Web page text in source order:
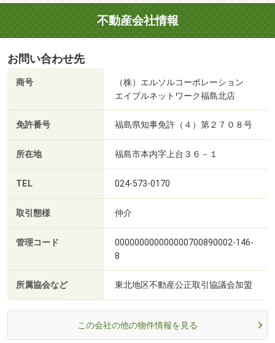
不動産会社情報
お問い合わせ先
商号
（株）エルソルコーポレーション
エイブルネットワーク福島北店
免許番号 福島県知事免許（４）第２７０８号
所在地 福島市本内字上台３６－１
TEL 024-573-0170
取引態様 仲介
管理コード
000000000000000700890002-146-
8
所属協会など 東北地区不動産公正取引協議会加盟
この会社の他の物件情報を見る